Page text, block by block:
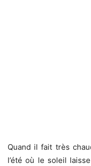
Quand il fait très
l’été où le soleil